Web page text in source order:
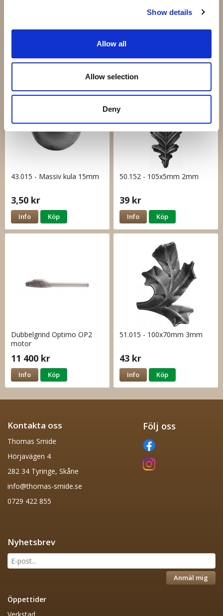
Show details
Allow all
Allow selection
Deny
Info Köp
Andra har även köpt
43.015 - Massiv kula 15mm
3,50 kr
Info Köp
50.152 - 105x5mm 2mm
39 kr
Info Köp
Dubbelgrind Optimo OP2
motor
11 400 kr
Info Köp
51.015 - 100x70mm 3mm
43 kr
Info Köp
Kontakta oss
Thomas Smide
Hörjavägen 4
282 34 Tyringe, Skåne
info@thomas-smide.se
0729 422 855
Följ oss
Nyhetsbrev
Anmäl mig
Öppettider